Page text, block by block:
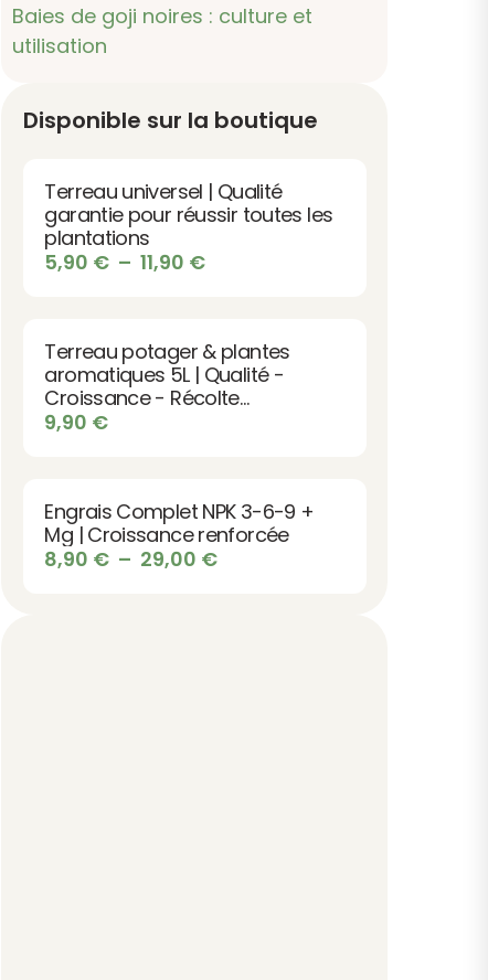
Baies de goji noires : culture et
utilisation
Disponible sur la boutique
Terreau universel | Qualité
garantie pour réussir toutes les
plantations
5,90 € – 11,90 €Plage
5,90 €
à
11,90 €
Terreau potager & plantes
aromatiques 5L | Qualité -
Croissance - Récolte
abondante
9,90 €
Engrais Complet NPK 3-6-9 +
Mg | Croissance renforcée
8,90 € – 29,00 €Plage